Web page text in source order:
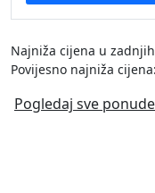
Najniža cijena u
Povijesno najniža
Pogledaj sve ponude